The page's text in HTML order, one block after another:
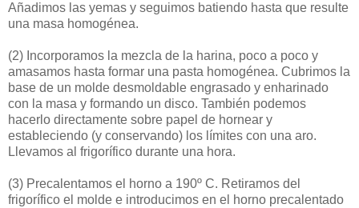
Añadimos las yemas y seguimos batiendo hasta que resulte
una masa homogénea.
(2) Incorporamos la mezcla de la harina, poco a poco y
amasamos hasta formar una pasta homogénea. Cubrimos la
base de un molde desmoldable engrasado y enharinado
con la masa y formando un disco. También podemos
hacerlo directamente sobre papel de hornear y
estableciendo (y conservando) los límites con una aro.
Llevamos al frigorífico durante una hora.
(3) Precalentamos el horno a 190º C. Retiramos del
frigorífico el molde e introducimos en el horno precalentado